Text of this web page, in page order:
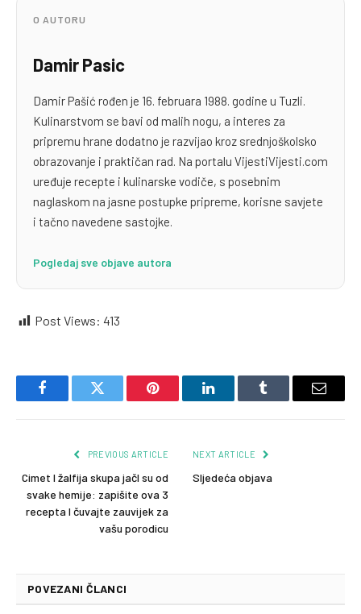
O AUTORU
Damir Pasic
Damir Pašić rođen je 16. februara 1988. godine u Tuzli.
Kulinarstvom se bavi od malih nogu, a interes za
pripremu hrane dodatno je razvijao kroz srednjoškolsko
obrazovanje i praktičan rad. Na portalu VijestiVijesti.com
uređuje recepte i kulinarske vodiče, s posebnim
naglaskom na jasne postupke pripreme, korisne savjete
i tačno navedene sastojke.
Pogledaj sve objave autora
Post Views: 413
FacebookTwitter Pinterest LinkedInTumblr Email
PREVIOUS ARTICLE
Cimet I žalfija skupa jačI su od
svake hemije: zapišite ova 3
recepta I čuvajte zauvijek za
vašu porodicu
NEXT ARTICLE
Sljedeća objava
POVEZANI ČLANCI